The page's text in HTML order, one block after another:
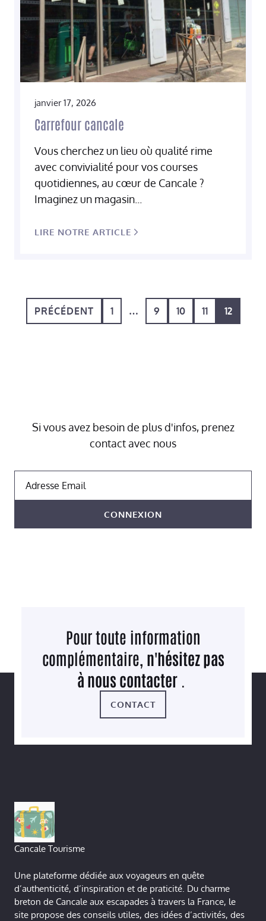
janvier 17, 2026
Carrefour cancale
Vous cherchez un lieu où qualité rime
avec convivialité pour vos courses
quotidiennes, au cœur de Cancale ?
Imaginez un magasin...
LIRE NOTRE ARTICLE
PRÉCÉDENT 1 … 9 10 11 12
Si vous avez besoin de plus d'infos, prenez
contact avec nous
Adresse Email
CONNEXION
Pour toute information
complémentaire, n'hésitez pas
à nous contacter
CONTACT
Cancale Tourisme
Une plateforme dédiée aux voyageurs en quête
d’authenticité, d’inspiration et de praticité. Du charme
breton de Cancale aux escapades à travers la France, le
site propose des conseils utiles, des idées d’activités, des